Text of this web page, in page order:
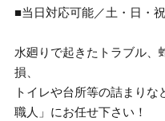
■当日対応可能／土・日・
水廻りで起きたトラブル、
損、
トイレや台所等の詰まり
職人」にお任せ下さい！